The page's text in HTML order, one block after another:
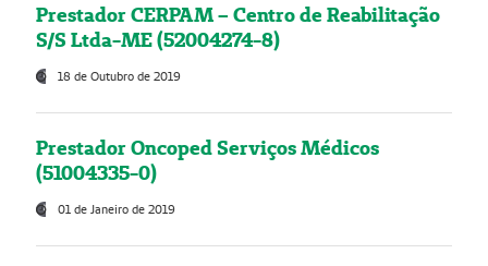
Prestador CERPAM – Centro de Reabilitação
S/S Ltda-ME (52004274-8)
18 de Outubro de 2019
Prestador Oncoped Serviços Médicos
(51004335-0)
01 de Janeiro de 2019